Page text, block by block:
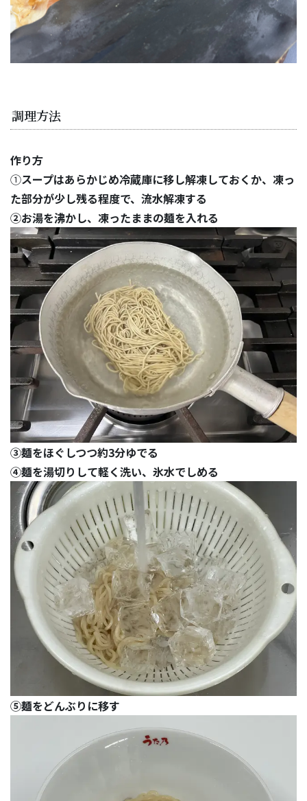
調理方法
作り方
①スープはあらかじめ冷蔵庫に移し解凍しておくか、凍っ
た部分が少し残る程度で、流水解凍する
②お湯を沸かし、凍ったままの麺を入れる
③麺をほぐしつつ約3分ゆでる
④麺を湯切りして軽く洗い、氷水でしめる
⑤麺をどんぶりに移す